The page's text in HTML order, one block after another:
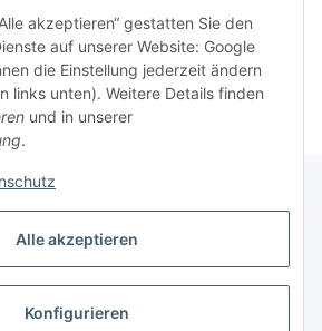
akzeptieren“ gestatten Sie den
auf unserer Website: Google
die Einstellung jederzeit ändern
links unten). Weitere Details finden
und in unserer
.
Alle akzeptieren
Konfigurieren